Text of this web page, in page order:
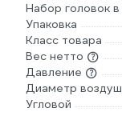
Набор головок
Упаковка
Класс товара
Вес нетто
Давление
Диаметр
Угловой